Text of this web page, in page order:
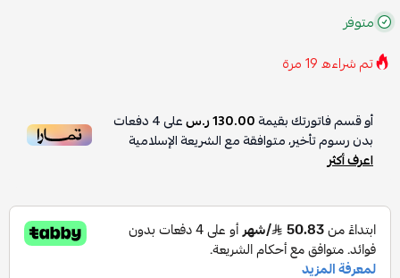
متوفر
تم شراءه19مرة
أو قسم فاتورتك بقيمة130.00 ر.س على4دفعات
بدون رسوم تأخير، متوافقة مع الشريعة الإسلامية
اعرف أكثر